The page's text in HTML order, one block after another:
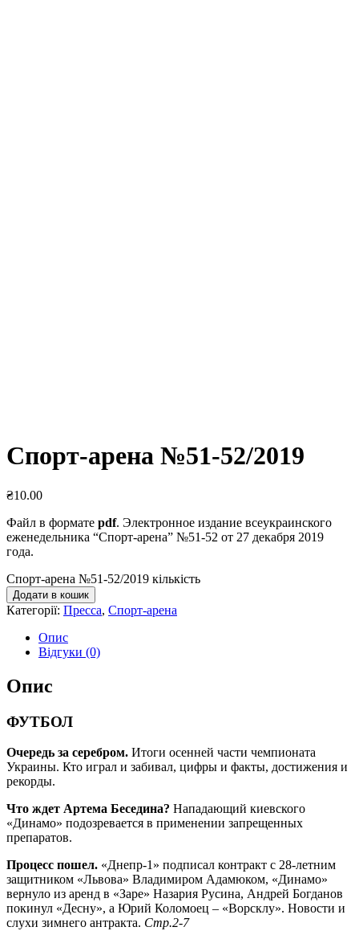
Спорт-арена №51-52/2019
₴10.00
Файл в формате pdf. Электронное издание всеукраинского
еженедельника “Спорт-арена” №51-52 от 27 декабря 2019
года.
Спорт-арена №51-52/2019 кількість
Додати в кошик
Категорії: Пресса, Спорт-арена
Опис
Відгуки (0)
Опис
ФУТБОЛ
Очередь за серебром. Итоги осенней части чемпионата
Украины. Кто играл и забивал, цифры и факты, достижения и
рекорды.
Что ждет Артема Беседина? Нападающий киевского
«Динамо» подозревается в применении запрещенных
препаратов.
Процесс пошел. «Днепр-1» подписал контракт с 28-летним
защитником «Львова» Владимиром Адамюком, «Динамо»
вернуло из аренд в «Заре» Назария Русина, Андрей Богданов
покинул «Десну», а Юрий Коломоец – «Ворсклу». Новости и
слухи зимнего антракта. Стр.2-7